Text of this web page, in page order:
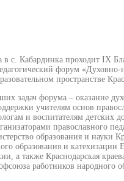
в с. Кабардинка проходит IX
форум «Духовно-
пространстве
задач форума – оказание
учителям основ
и воспитателям детских
православного
образования и науки
образования и катехизации
а также Краснодарская
работников народного